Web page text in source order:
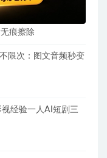
痕擦除
限次：图文音频秒变
经验一人AI短剧三